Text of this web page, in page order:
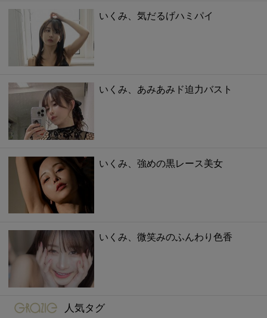
いくみ、気だるげハミパイ
いくみ、あみあみド迫力バスト
いくみ、強めの黒レース美女
いくみ、微笑みのふんわり色香
gravure-grazie
人気タグ